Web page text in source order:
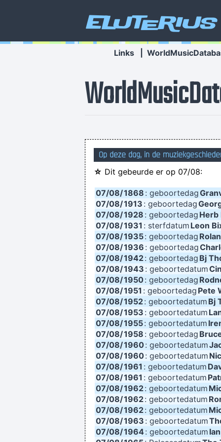
Eluterius
Links
Trance expresses a
Netherlands have some artists
I Was Perceiving Myself As Good
Interesting Statement To
I'm investing in a company that has
It was a very formative time for me
Ze hebben mij gekozen omwille
If this word "music" is sacred and
Op deze dag, in de
☆ Dit gebeurde er op 07/08:
07/08/1868 : geboortedag
07/08/1913 : geboortedag
07/08/1928 : geboortedag Herb
07/08/1931 : sterfdatum Leon
07/08/1935: geboortedag
07/08/1936 : geboortedag
07/08/1942: geboortedag Bj
07/08/1943 : geboortedatum
07/08/1950: geboortedag
07/08/1951 : geboortedag Pete
07/08/1952: geboortedatum Bj
07/08/1953 : geboortedatum
07/08/1955: geboortedatum
07/08/1958 : geboortedag
07/08/1960: geboortedatum
07/08/1960: geboortedatum
07/08/1961 : geboortedatum
07/08/1961 : geboortedatum
07/08/1962: geboortedatum
07/08/1962: geboortedatum
07/08/1962: geboortedatum
07/08/1963 : geboortedatum
07/08/1964 : geboortedatum